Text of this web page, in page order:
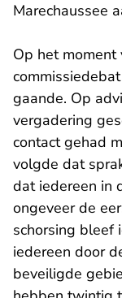
Marechaussee
Op het moment
gaande. Op
vergadering
contact gehad
volgde dat
dat iedereen in
ongeveer de
schorsing bleef
iedereen door
beveiligde